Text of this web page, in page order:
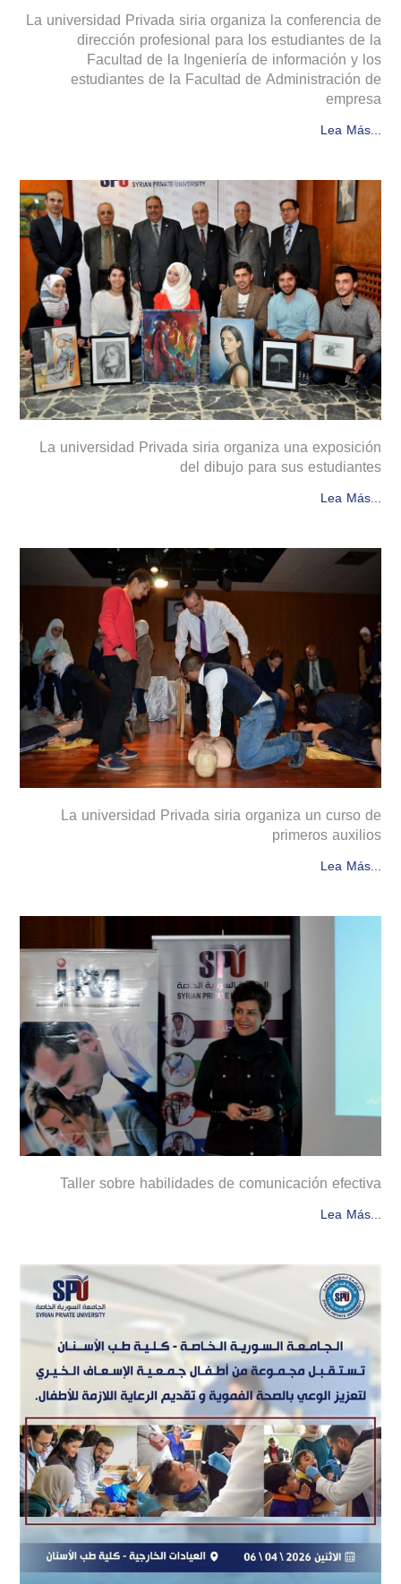
La universidad Privada siria organiza la conferencia de
dirección profesional para los estudiantes de la
Facultad de la Ingeniería de información y los
estudiantes de la Facultad de Administración de
empresa
Lea Más...
La universidad Privada siria organiza una exposición
del dibujo para sus estudiantes
Lea Más...
La universidad Privada siria organiza un curso de
primeros auxilios
Lea Más...
Taller sobre habilidades de comunicación efectiva
Lea Más...